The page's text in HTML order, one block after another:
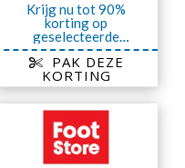
Krijg nu tot 90%
korting op
geselecteerde
artikelen van TEMU
PAK DEZE
KORTING